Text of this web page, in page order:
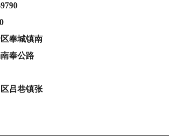
奉城镇南
奉公路
吕巷镇张